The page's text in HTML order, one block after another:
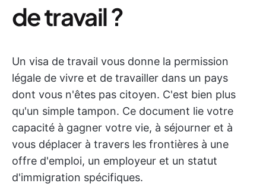
de travail ?
Un visa de travail vous donne la permission
légale de vivre et de travailler dans un pays
dont vous n'êtes pas citoyen. C'est bien plus
qu'un simple tampon. Ce document lie votre
capacité à gagner votre vie, à séjourner et à
vous déplacer à travers les frontières à une
offre d'emploi, un employeur et un statut
d'immigration spécifiques.